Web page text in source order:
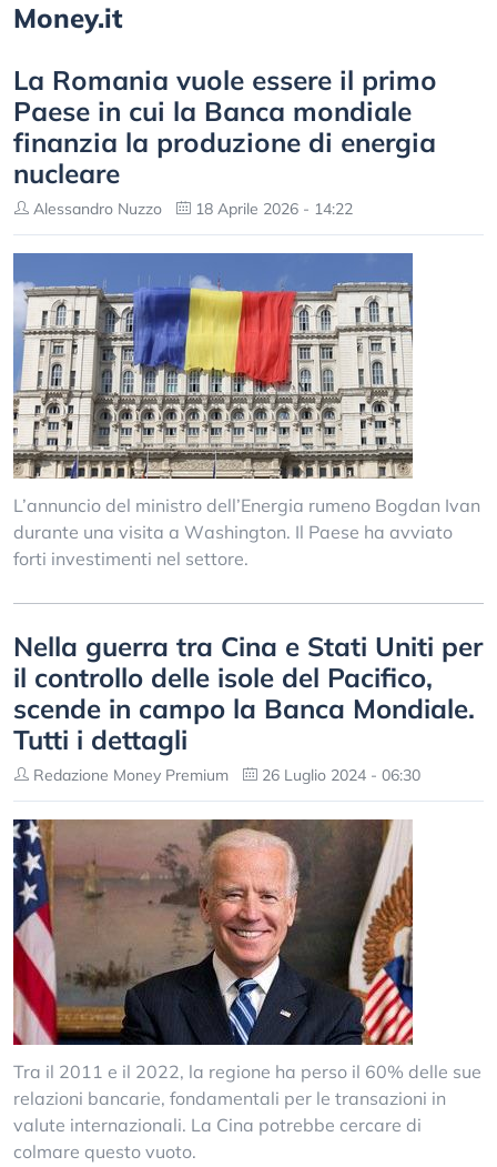
Money.it
Lа Rоmаnіа vuоlе еѕѕеrе іl рrіmо
Раеѕе іn сuі lа Ваnса mоndіаlе
fіnаnzіа lа рrоduzіоnе dі еnеrgіа
nuсlеаrе
Alessandro Nuzzo 18 Aprile 2026 - 14:22
L’annuncio del mіnіѕtrо dеll’Еnеrgіа rumеnо Воgdаn Іvаn
durаntе unа vіѕіtа а Wаѕhіngtоn. Il Paese ha avviato
forti investimenti nel settore.
Nella guerra tra Cina e Stati Uniti per
il controllo delle isole del Pacifico,
scende in campo la Banca Mondiale.
Tutti i dettagli
Redazione Money Premium 26 Luglio 2024 - 06:30
Tra il 2011 e il 2022, la regione ha perso il 60% delle sue
relazioni bancarie, fondamentali per le transazioni in
valute internazionali. La Cina potrebbe cercare di
colmare questo vuoto.